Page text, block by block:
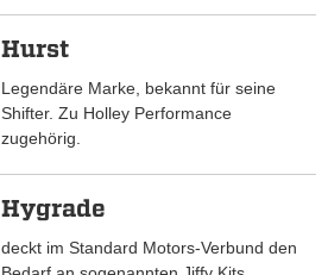
Hurst
Legendäre Marke, bekannt für seine
Shifter. Zu Holley Performance
zugehörig.
Hygrade
deckt im Standard Motors-Verbund den